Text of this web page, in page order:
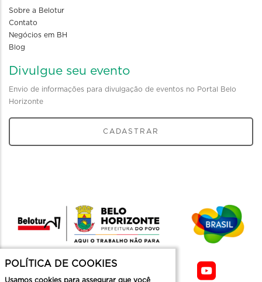
Sobre a Belotur
Contato
Negócios em BH
Blog
Divulgue seu evento
Envio de informações para divulgação de eventos no Portal Belo
Horizonte
CADASTRAR
POLÍTICA DE COOKIES
Usamos cookies para assegurar que você